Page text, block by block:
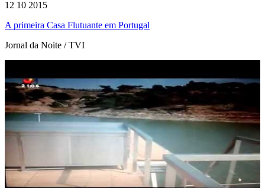
12 10 2015
A primeira Casa Flutuante em Portugal
Jornal da Noite / TVI